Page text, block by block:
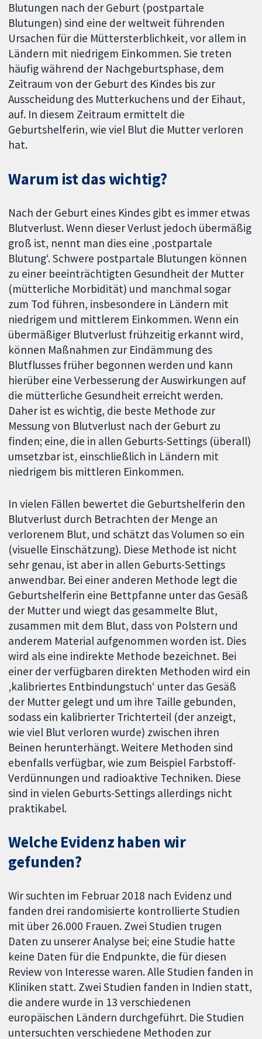
Blutungen nach der Geburt (postpartale
Blutungen) sind eine der weltweit führenden
Ursachen für die Müttersterblichkeit, vor allem in
Ländern mit niedrigem Einkommen. Sie treten
häufig während der Nachgeburtsphase, dem
Zeitraum von der Geburt des Kindes bis zur
Ausscheidung des Mutterkuchens und der Eihaut,
auf. In diesem Zeitraum ermittelt die
Geburtshelferin, wie viel Blut die Mutter verloren
hat.
Warum ist das wichtig?
Nach der Geburt eines Kindes gibt es immer etwas
Blutverlust. Wenn dieser Verlust jedoch übermäßig
groß ist, nennt man dies eine ‚postpartale
Blutung‘. Schwere postpartale Blutungen können
zu einer beeinträchtigten Gesundheit der Mutter
(mütterliche Morbidität) und manchmal sogar
zum Tod führen, insbesondere in Ländern mit
niedrigem und mittlerem Einkommen. Wenn ein
übermäßiger Blutverlust frühzeitig erkannt wird,
können Maßnahmen zur Eindämmung des
Blutflusses früher begonnen werden und kann
hierüber eine Verbesserung der Auswirkungen auf
die mütterliche Gesundheit erreicht werden.
Daher ist es wichtig, die beste Methode zur
Messung von Blutverlust nach der Geburt zu
finden; eine, die in allen Geburts-Settings (überall)
umsetzbar ist, einschließlich in Ländern mit
niedrigem bis mittleren Einkommen.
In vielen Fällen bewertet die Geburtshelferin den
Blutverlust durch Betrachten der Menge an
verlorenem Blut, und schätzt das Volumen so ein
(visuelle Einschätzung). Diese Methode ist nicht
sehr genau, ist aber in allen Geburts-Settings
anwendbar. Bei einer anderen Methode legt die
Geburtshelferin eine Bettpfanne unter das Gesäß
der Mutter und wiegt das gesammelte Blut,
zusammen mit dem Blut, dass von Polstern und
anderem Material aufgenommen worden ist. Dies
wird als eine indirekte Methode bezeichnet. Bei
einer der verfügbaren direkten Methoden wird ein
‚kalibriertes Entbindungstuch‘ unter das Gesäß
der Mutter gelegt und um ihre Taille gebunden,
sodass ein kalibrierter Trichterteil (der anzeigt,
wie viel Blut verloren wurde) zwischen ihren
Beinen herunterhängt. Weitere Methoden sind
ebenfalls verfügbar, wie zum Beispiel Farbstoff-
Verdünnungen und radioaktive Techniken. Diese
sind in vielen Geburts-Settings allerdings nicht
praktikabel.
Welche Evidenz haben wir
gefunden?
Wir suchten im Februar 2018 nach Evidenz und
fanden drei randomisierte kontrollierte Studien
mit über 26.000 Frauen. Zwei Studien trugen
Daten zu unserer Analyse bei; eine Studie hatte
keine Daten für die Endpunkte, die für diesen
Review von Interesse waren. Alle Studien fanden in
Kliniken statt. Zwei Studien fanden in Indien statt,
die andere wurde in 13 verschiedenen
europäischen Ländern durchgeführt. Die Studien
untersuchten verschiedene Methoden zur